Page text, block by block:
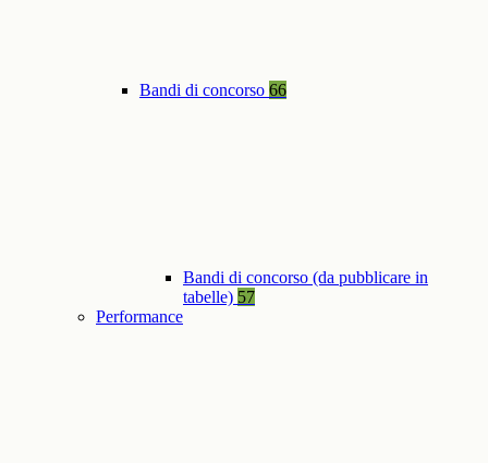
Bandi di concorso 66
Bandi di concorso (da pubblicare in
tabelle) 57
Performance